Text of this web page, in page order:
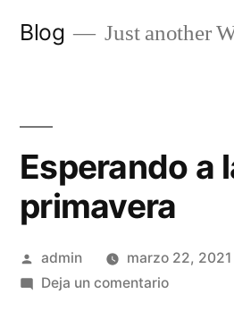
Blog Just another
Esperando a
primavera
Publicado
por
admin
marzo 22, 2021
Deja un comentarioen